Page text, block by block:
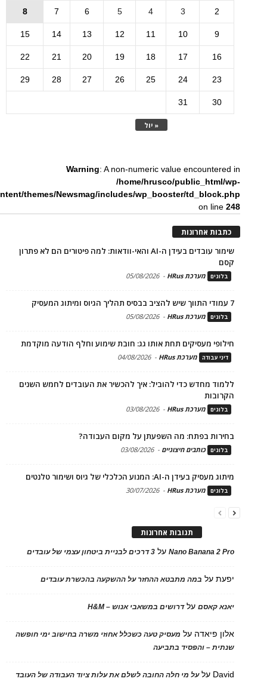
« יול
2
3
4
5
6
7
8
9
10
11
12
13
14
15
16
17
18
19
20
21
22
23
24
25
26
27
28
29
30
31
Warning: A non-numeric value encountered in
/home/hrusco/public_html/wp-
themes/Newsmag/includes/wp_booster/td_block.php
on line248
כתבות אחרונות
שימור עובדים בעידן ה-AI והאי-וודאות: למה פיטורים הם לא פתרון
קסם
בלוגים מערכת HRus -
05/08/2026
7 עמודי התווך שיש להציב בבסיס תהליך הגיוס ומיתוג המעסיק
בלוגים מערכת HRus -
05/08/2026
חילופי מעסיקים תחת אותו גג: חובת שימוע וחלף הודעה מוקדמת
דיני עבודה מערכת HRus -
04/08/2026
ללמוד מחדש כדי להוביל: איך להכשיר את העובדים לחמש השנים
הקרובות
בלוגים מערכת HRus -
03/08/2026
בחירות בפתח: מה השפעתן על מקום העבודה?
בלוגים כותבים חיצוניים -
03/08/2026
מיתוג מעסיק בעידן ה-AI: המנוע הכלכלי של גיוס ושימור טלנטים
בלוגים מערכת HRus -
30/07/2026
תגובות אחרונות
Nano Banana 2 Proעל 3 דרכים לבניית ביטחון עצמי של עובדים
יפעתעל במה מתבטא ההחזר על ההשקעה בהכשרת עובדים
יאנא קאסםעלדרושים במשאבי אנוש – H&M
אלון פיאדה על מעסיק טעה כשכלל אחוזי משרה בחישוב ימי חופשה
שנתית – והפסיד בתביעה
David עלעל מי חלה החובה לשלם את עלות ציוד העבודה של העובד